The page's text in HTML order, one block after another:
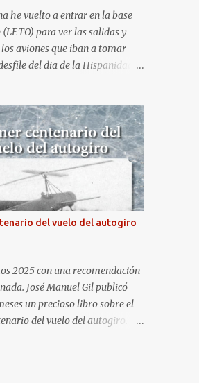
Al día siguiente, asistí al
de Gijón . He aquí algunas de
realicé este pasado domingo.
he vuelto a entrar en la base
para ver las salidas y
aviones que iban a tomar
del dia de la Hispanidad,
de ser socio de la Asociación
a la base. Los últimos años
fotos desde fuera (hay un sitio
senda de aterrizaje) pero... no
:-) La cita comenzaba a las 8:30
en el control de seguridad de
con mas de 100 personas
para identificarnos antes de
vez dentro, como otras
dejado los coches en una
desde la que nos han
autobuses por el interior de la
parada ha sido en la
del vuelo del autogiro
2025 con una recomendación
José Manuel Gil publicó
un precioso libro sobre el
del vuelo del autogiro.